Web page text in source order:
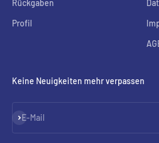
Rückgaben
Profil
Keine Neuigkeiten mehr verpassen
E-Mail
Abonnieren